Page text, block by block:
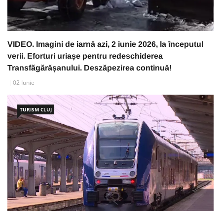
VIDEO. Imagini de iarnă azi, 2 iunie 2026, la începutul
verii. Eforturi uriașe pentru redeschiderea
Transfăgărășanului. Deszăpezirea continuă!
02 Iunie
TURISM CLUJ